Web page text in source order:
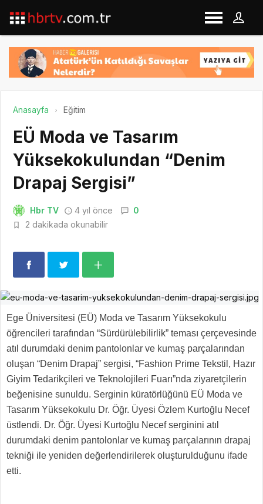
Anasayfa Eğitim
EÜ Moda ve Tasarım
Yüksekokulundan “Denim
Drapaj Sergisi”
Hbr TV 4 yıl önce
0
2 dakikada okunabilir
Ege Üniversitesi (EÜ) Moda ve Tasarım Yüksekokulu
öğrencileri tarafından “Sürdürülebilirlik” teması çerçevesinde
atıl durumdaki denim pantolonlar ve kumaş parçalarından
oluşan “Denim Drapaj” sergisi, “Fashion Prime Tekstil, Hazır
Giyim Tedarikçileri ve Teknolojileri Fuarı”nda ziyaretçilerin
beğenisine sunuldu. Serginin küratörlüğünü EÜ Moda ve
Tasarım Yüksekokulu Dr. Öğr. Üyesi Özlem Kurtoğlu Necef
üstlendi. Dr. Öğr. Üyesi Kurtoğlu Necef serginini atıl
durumdaki denim pantolonlar ve kumaş parçalarının drapaj
tekniği ile yeniden değerlendirilerek oluşturulduğunu ifade
etti.